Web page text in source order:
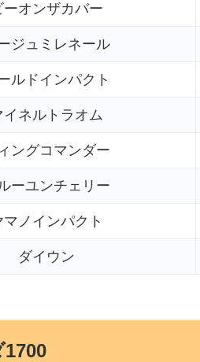
ーオンザカバー
ジュミレネール
ルドインパクト
イネルトラオム
ングコマンダー
ーユンチェリー
マノインパクト
ダイウン